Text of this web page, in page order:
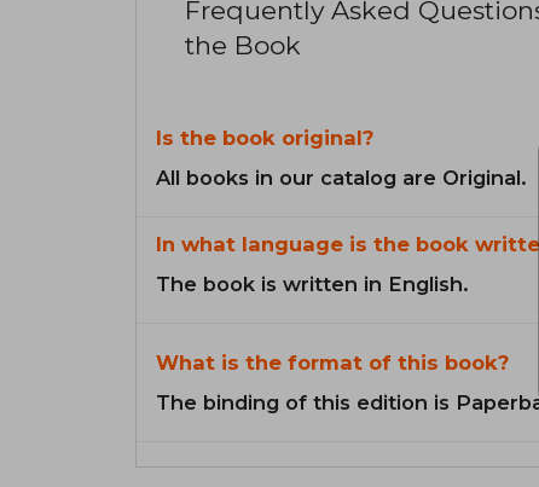
Frequently Asked
the Book
Is the book original?
All books in our catalog are Original.
In what language is the book
The book is written in English.
What is the format of this book?
The binding of this edition is